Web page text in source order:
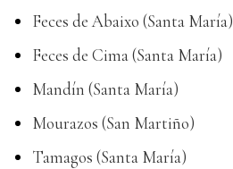
Feces de Abaixo (Santa María)
Feces de Cima (Santa María)
Mandín (Santa María)
Mourazos (San Martiño)
Tamagos (Santa María)